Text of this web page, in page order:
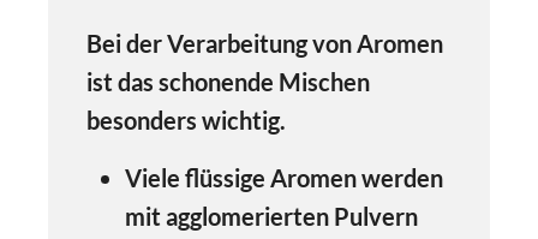
Bei der Verarbeitung von Aromen
ist das schonende Mischen
besonders wichtig.
Viele flüssige Aromen werden
mit agglomerierten Pulvern